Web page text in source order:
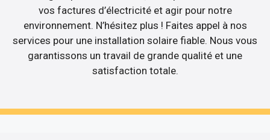
vos factures d’électricité et agir pour notre
environnement. N’hésitez plus ! Faites appel à nos
services pour une installation solaire fiable. Nous vous
garantissons un travail de grande qualité et une
satisfaction totale.